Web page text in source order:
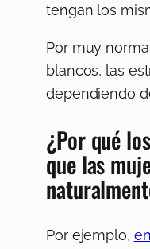
tengan los
Por muy
blancos, las
dependiendo
¿Por qué
que las
Por ejemplo,